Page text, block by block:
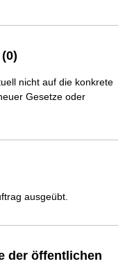
nicht auf die konkrete
Gesetze oder
ausgeübt.
der öffentlichen